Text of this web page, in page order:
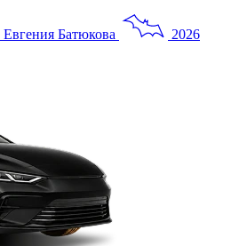
Евгения Батюкова
2026